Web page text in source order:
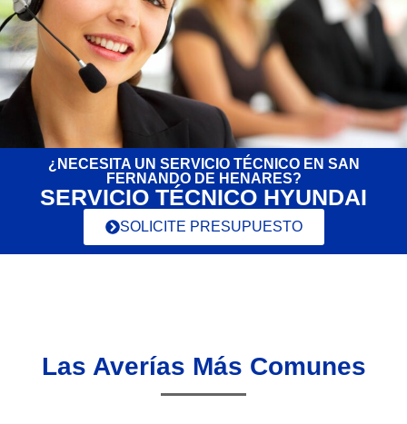
¿NECESITA UN SERVICIO TÉCNICO EN SAN
FERNANDO DE HENARES?
SERVICIO TÉCNICO HYUNDAI
SOLICITE PRESUPUESTO
Las Averías Más Comunes